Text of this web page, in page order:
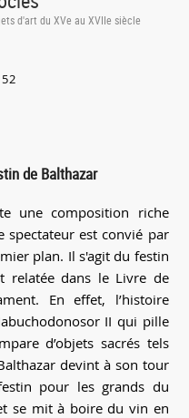
d'art du XVe au XVIIe siècle
de Balthazar
une composition riche
spectateur est convié par
plan. Il s'agit du festin
relatée dans le Livre de
En effet, l’histoire
II qui pille
d’objets sacrés tels
devint à son tour
pour les grands du
se mit à boire du vin en